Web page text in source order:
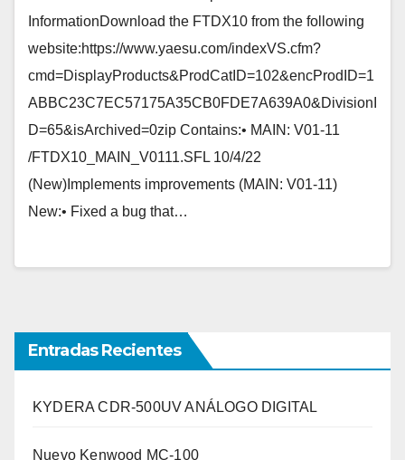
InformationDownload the FTDX10 from the following
website:https://www.yaesu.com/indexVS.cfm?
cmd=DisplayProducts&ProdCatID=102&encProdID=1
ABBC23C7EC57175A35CB0FDE7A639A0&DivisionI
D=65&isArchived=0zip Contains:• MAIN: V01-11
/FTDX10_MAIN_V0111.SFL 10/4/22
(New)Implements improvements (MAIN: V01-11)
New:• Fixed a bug that…
Entradas Recientes
KYDERA CDR-500UV ANÁLOGO DIGITAL
Nuevo Kenwood MC-100